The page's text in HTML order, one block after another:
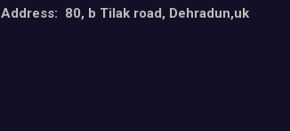
Address: 80, b Tilak road, Dehradun,uk